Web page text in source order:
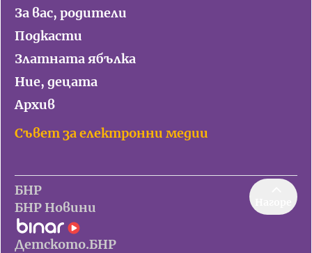
За вас, родители
Подкасти
Златната ябълка
Ние, децата
Архив
Съвет за електронни медии
БНР
БНР Новини
Детското.БНР